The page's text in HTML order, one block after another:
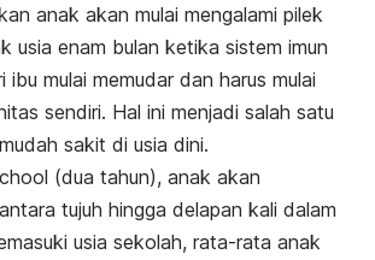
anak akan mulai mengalami pilek
usia enam bulan ketika sistem imun
ibu mulai memudar dan harus mulai
sendiri. Hal ini menjadi salah satu
sakit di usia dini.
(dua tahun), anak akan
tujuh hingga delapan kali dalam
usia sekolah, rata-rata anak